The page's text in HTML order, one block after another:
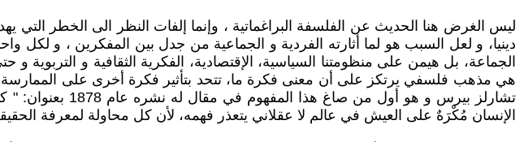
ليس الغرض هنا الحديث عن الفلسفة البراغماتية ، وإنما إلفات النظر الى الخطر
دينيا، و لعل السبب هو لما أثارته الفردية و الجماعية من جدل بين المفكرين ، و لكل
الجماعة، بل هيمن على منظومتنا السياسية، الإقتصادية، الفكرية الثقافية و التربوية
هي مذهب فلسفي يرتكز على أن معنى فكرة ما، تتحد بتأثير فكرة أخرى على الممارسة
تشارلز بيرس و
الإنسان مُكْرَهٌ على العيش في عالم لا عقلاني يتعذر فهمه، لأن كل محاولة لمعرفة